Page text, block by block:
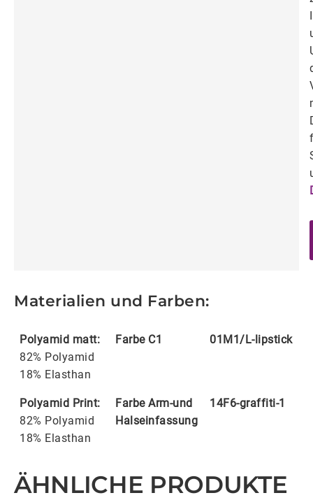
Materialien und Farben:
Polyamid matt:
82% Polyamid
18% Elasthan
Farbe C1 01M1/L-lipstick
Polyamid Print:
82% Polyamid
18% Elasthan
Farbe Arm-und
Halseinfassung
14F6-graffiti-1
ÄHNLICHE PRODUKTE